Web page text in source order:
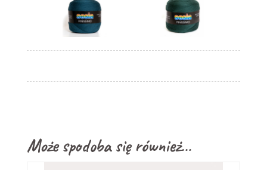
Może spodoba się również…